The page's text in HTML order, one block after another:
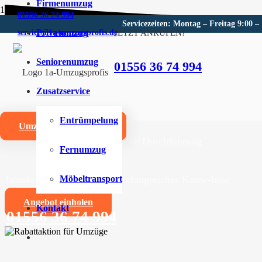
01556 36 74 994
service@1a-umzugsprofis.de
Servicezeiten: Montag – Freitag 9:00 –
JETZT ANRUFEN!
01556 36 74 994
Firmenumzug
Privatumzug
Seniorenumzug
Zusatzservice
Entrümpelung
Fernumzug
Möbeltransport
Kontakt
Umzugskostenrechner
Umzugsunternehmen für
Wir sind Ihr kompetentes Umzugsunternehmen für
Zuverlässige und professionelle Durchführung
Jahrelange Erfahrung und umfangreiches Know-how
Angebot einholen
01556 36 74 994